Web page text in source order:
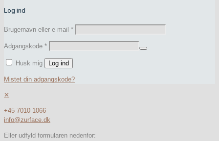
Log ind
Brugernavn eller e-mail *
Adgangskode *
Husk mig Log ind
Mistet din adgangskode?
✕
+45 7010 1066
info@zurface.dk
Eller udfyld formularen nedenfor: